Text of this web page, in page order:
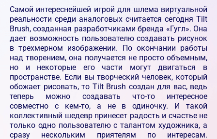
Самой интереснейшей игрой для шлема виртуальной
реальности среди аналоговых считается сегодня Tilt
Brush, созданная разработчиками бренда «Гугл». Она
дает возможность пользователю создавать рисунок
в трехмерном изображении. По окончании работы
над творением, она получается не просто объемным,
но и некоторые его части могут двигаться в
пространстве. Если вы творческий человек, который
обожает рисовать, то Tilt Brush создан для вас, ведь
теперь можно создавать что-то интересное
совместно с кем-то, а не в одиночку. И такой
коллективный шедевр принесет радость и счастье не
только одно пользователю с талантом художника, а
сразу нескольким приятелям по интересам.